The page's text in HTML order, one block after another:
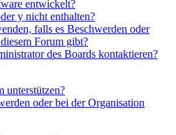
entwickelt?
y nicht enthalten?
falls es Beschwerden oder
Forum gibt?
des Boards kontaktieren?
unterstützen?
oder bei der Organisation